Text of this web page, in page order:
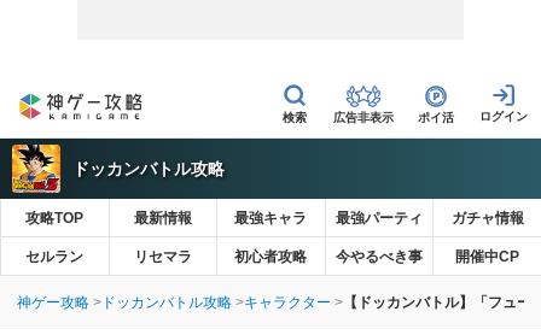
広告非表示 ポイ活
ドッカンバトル攻略
攻略TOP 最新情報 最強キャラ 最強パーティ ガチャ情報
セルラン リセマラ 初心者攻略 今やるべき事 開催中CP
神ゲー攻略 ドッカンバトル攻略 キャラクター 【ドッカンバトル】「フュ